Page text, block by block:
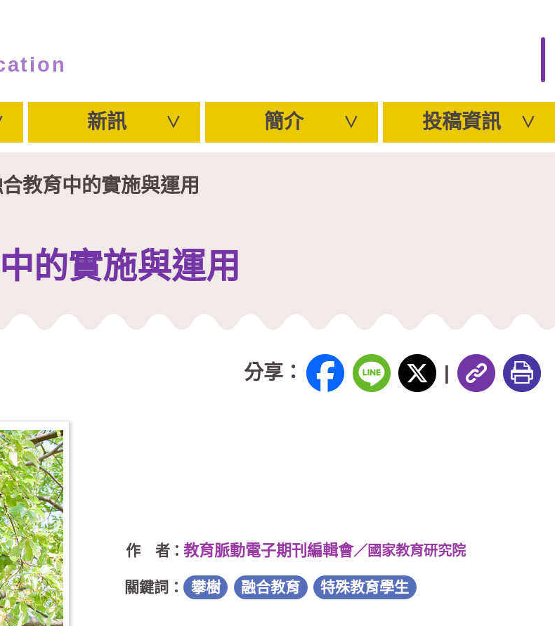
新訊 簡介 投稿資訊
教育中的實施與運用
的實施與運用
分享：
作 者：教育脈動電子期刊編輯會／國家教育研究院
關鍵詞： 攀樹 融合教育 特殊教育學生